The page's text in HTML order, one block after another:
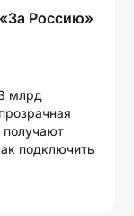
Россию»
млрд
получают
подключить